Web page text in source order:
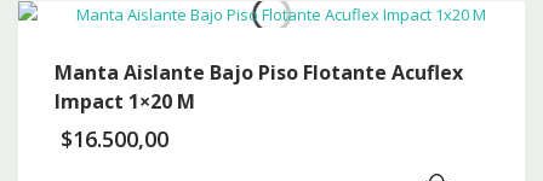
Manta Aislante Bajo Piso Flotante Acuflex
Impact 1×20 M
$16.500,00